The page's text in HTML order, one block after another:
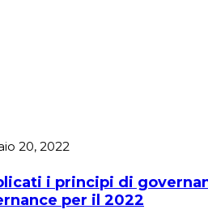
20, 2022
i principi di
per il 2022